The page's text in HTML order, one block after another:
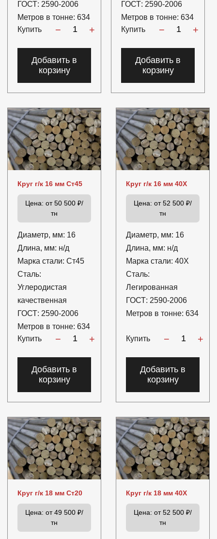
ГОСТ: 2590-2006
Метров в тонне: 634
Купить
− +
Добавить в
корзину
ГОСТ: 2590-2006
Метров в тонне: 634
Купить
− +
Добавить в
корзину
Круг г/к 16 мм Ст45
Цена: от 50 500 ₽/
тн
Диаметр, мм: 16
Длина, мм: н/д
Марка стали: Ст45
Сталь:
Углеродистая
качественная
ГОСТ: 2590-2006
Метров в тонне: 634
Купить
− +
Добавить в
корзину
Круг г/к 16 мм 40Х
Цена: от 52 500 ₽/
тн
Диаметр, мм: 16
Длина, мм: н/д
Марка стали: 40Х
Сталь:
Легированная
ГОСТ: 2590-2006
Метров в тонне: 634
Купить − +
Добавить в
корзину
Круг г/к 18 мм Ст20
Цена: от 49 500 ₽/
тн
Круг г/к 18 мм 40Х
Цена: от 52 500 ₽/
тн